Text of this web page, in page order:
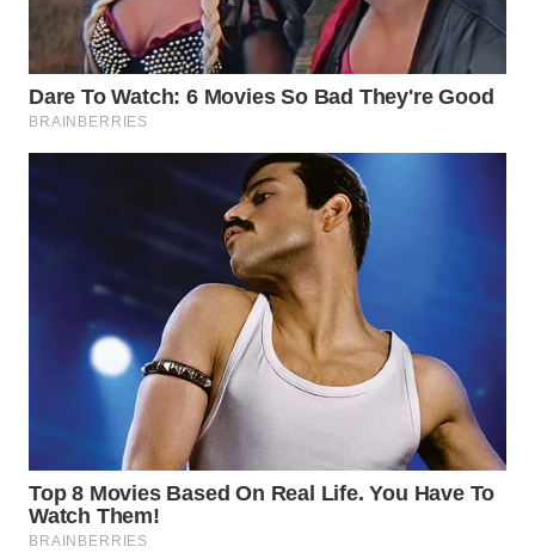
WN
LABUHANBATU
WN
TEBING
TINGGI
WN
KARAWANG